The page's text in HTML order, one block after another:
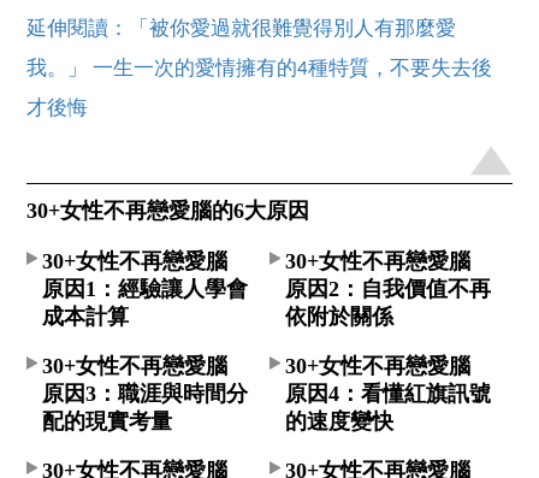
延伸閱讀：「被你愛過就很難覺得別人有那麼愛
我。」 一生一次的愛情擁有的4種特質，不要失去後
才後悔
30+女性不再戀愛腦的6大原因
30+女性不再戀愛腦
原因1：經驗讓人學會
成本計算
30+女性不再戀愛腦
原因2：自我價值不再
依附於關係
30+女性不再戀愛腦
原因3：職涯與時間分
配的現實考量
30+女性不再戀愛腦
原因4：看懂紅旗訊號
的速度變快
30+女性不再戀愛腦
30+女性不再戀愛腦